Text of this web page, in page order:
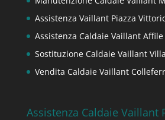
Assistenza Vaillant Piazza
Assistenza Caldaie Vaillant Affile
Sostituzione Caldaie Vaillant
Vendita Caldaie Vaillant
Assistenza Caldaie Vaillant